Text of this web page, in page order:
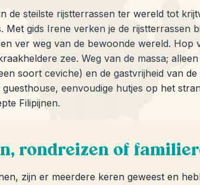
de steilste rijstterrassen ter wereld tot
Met gids Irene verken je de
ver weg van de bewoonde wereld. Hop
zee. Weg van de massa;
soort ceviche) en de gastvrijheid van
eenvoudige hutjes op het
Filipijnen.
rondreizen of
zijn er meerdere keren geweest en